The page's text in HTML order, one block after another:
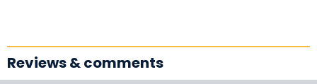
Reviews & comments